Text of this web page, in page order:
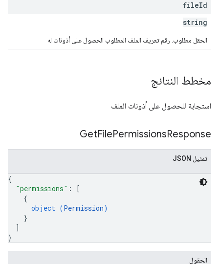
fileId
string
الحقل مطلوب. رقم تعريف الملف المطلوب الحصول على أذونات له
مخطط النتائج
استجابة للحصول على أذونات الملف
GetFilePermissionsResponse
تمثيل JSON
{
"permissions" :
[
{
object (Permission)
}
]
}
الحقول